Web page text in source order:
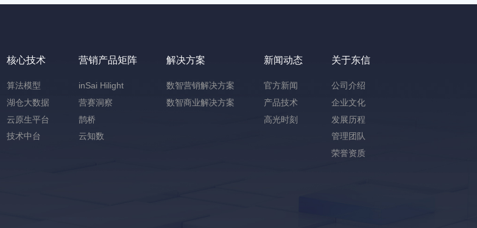
核心技术
算法模型
湖仓大数据
云原生平台
技术中台
营销产品矩阵
inSai Hilight
营赛洞察
鹊桥
云知数
解决方案
数智营销解决方案
数智商业解决方案
新闻动态
官方新闻
产品技术
高光时刻
关于东信
公司介绍
企业文化
发展历程
管理团队
荣誉资质